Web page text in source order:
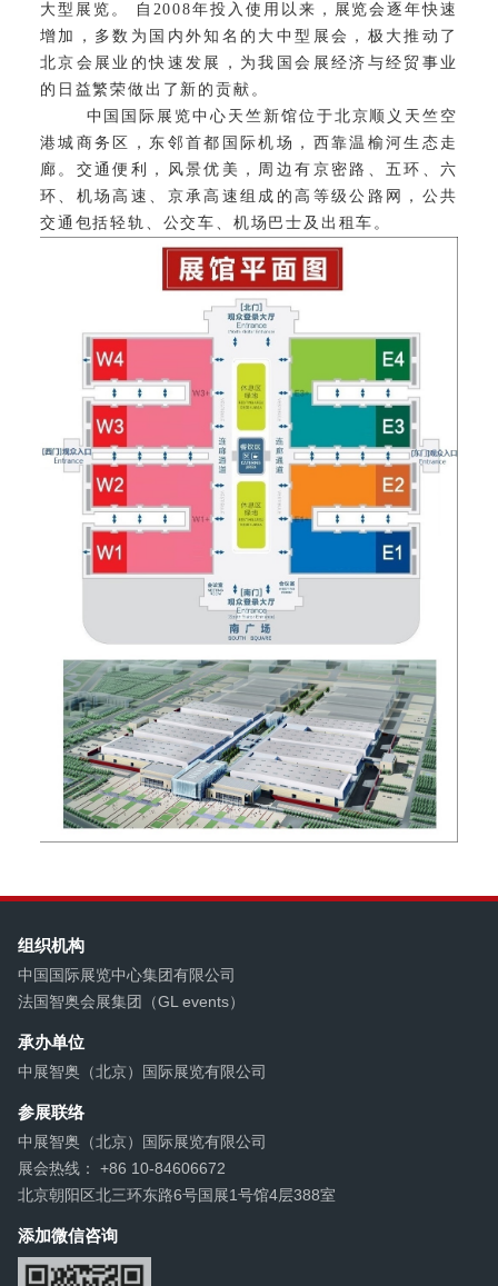
大型展览。 自2008年投入使用以来，展览会逐年快速
增加，多数为国内外知名的大中型展会，极大推动了
北京会展业的快速发展，为我国会展经济与经贸事业
的日益繁荣做出了新的贡献。
中国国际展览中心天竺新馆位于北京顺义天竺空
港城商务区，东邻首都国际机场，西靠温榆河生态走
廊。交通便利，风景优美，周边有京密路、五环、六
环、机场高速、京承高速组成的高等级公路网，公共
交通包括轻轨、公交车、机场巴士及出租车。
组织机构
中国国际展览中心集团有限公司
法国智奥会展集团（GL events）
承办单位
中展智奥（北京）国际展览有限公司
参展联络
中展智奥（北京）国际展览有限公司
展会热线： +86 10-84606672
北京朝阳区北三环东路6号国展1号馆4层388室
添加微信咨询